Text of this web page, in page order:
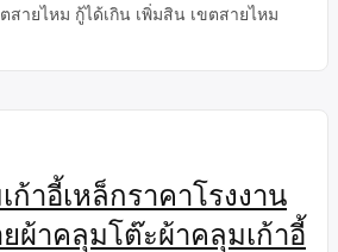
สายไหม กู้ได้เกิน เพิ่มสิน เขตสายไหม
ก้าอี้เหล็กราคาโรงงาน
ผ้าคลุมโต๊ะผ้าคลุมเก้าอี้